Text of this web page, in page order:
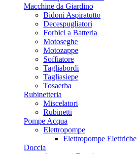
Macchine da Giardino
Bidoni Aspiratutto
Decespugliatori
Forbici a Batteria
Motoseghe
Motozappe
Soffiatore
Tagliabordi
Tagliasiepe
Tosaerba
Rubinetteria
Miscelatori
Rubinetti
Pompe Acqua
Elettropompe
Elettropompe Elettriche
Doccia